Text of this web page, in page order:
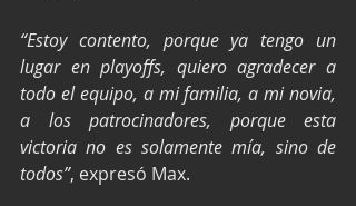
“Estoy contento, porque ya tengo un
lugar en playoffs, quiero agradecer a
todo el equipo, a mi familia, a mi novia,
a los patrocinadores, porque esta
victoria no es solamente mía, sino de
todos”, expresó Max.